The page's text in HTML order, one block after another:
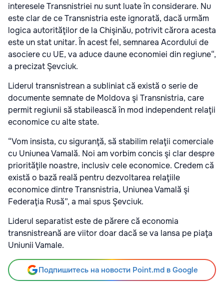
interesele Transnistriei nu sunt luate în considerare. Nu
este clar de ce Transnistria este ignorată, dacă urmăm
logica autorităţilor de la Chişinău, potrivit cărora acesta
este un stat unitar. În acest fel, semnarea Acordului de
asociere cu UE, va aduce daune economiei din regiune“,
a precizat Şevciuk.
Liderul transnistrean a subliniat că există o serie de
documente semnate de Moldova şi Transnistria, care
permit regiunii să stabilească în mod independent relaţii
economice cu alte state.
“Vom insista, cu siguranţă, să stabilim relaţii comerciale
cu Uniunea Vamală. Noi am vorbim concis şi clar despre
priorităţile noastre, inclusiv cele economice. Credem că
există o bază reală pentru dezvoltarea relaţiile
economice dintre Transnistria, Uniunea Vamală şi
Federaţia Rusă”, a mai spus Şevciuk.
Liderul separatist este de părere că economia
transnistreană are viitor doar dacă se va lansa pe piaţa
Uniunii Vamale.
Подпишитесь на новости Point.md в Google